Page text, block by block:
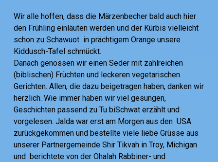
Wir alle hoffen, dass die Märzenbecher bald auch hier
den Frühling einläuten werden und der Kürbis vielleicht
schon zu Schawuot in prächtigem Orange unsere
Kiddusch-Tafel schmückt.
Danach genossen wir einen Seder mit zahlreichen
(biblischen) Früchten und leckeren vegetarischen
Gerichten. Allen, die dazu beigetragen haben, danken wir
herzlich. Wie immer haben wir viel gesungen,
Geschichten passend zu Tu biSchwat erzählt und
vorgelesen. Jalda war erst am Morgen aus den USA
zurückgekommen und bestellte viele liebe Grüsse aus
unserer Partnergemeinde Shir Tikvah in Troy, Michigan
und berichtete von der Ohalah Rabbiner- und